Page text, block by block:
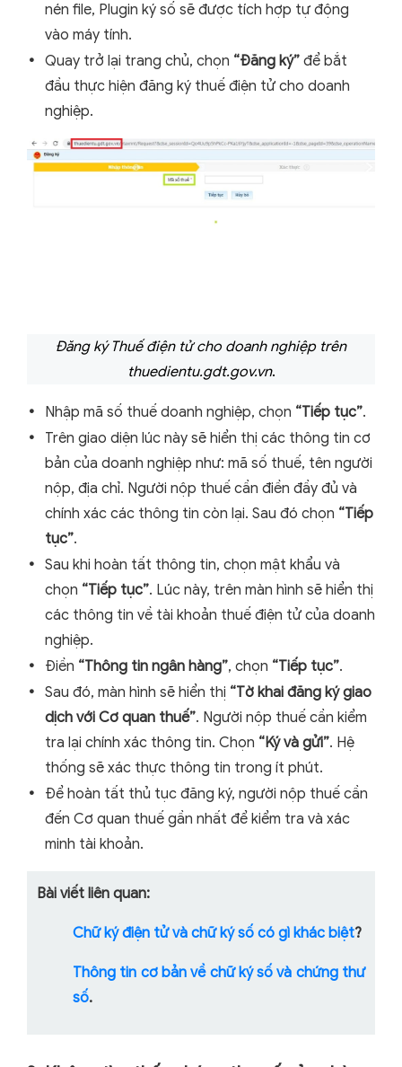
nén file, Plugin ký số sẽ được tích hợp tự động
vào máy tính.
Quay trở lại trang chủ, chọn “Đăng ký” để bắt
đầu thực hiện đăng ký thuế điện tử cho doanh
nghiệp.
Đăng ký Thuế điện tử cho doanh nghiệp trên
thuedientu.gdt.gov.vn.
Nhập mã số thuế doanh nghiệp, chọn “Tiếp tục”.
Trên giao diện lúc này sẽ hiển thị các thông tin cơ
bản của doanh nghiệp như: mã số thuế, tên người
nộp, địa chỉ. Người nộp thuế cần điền đầy đủ và
chính xác các thông tin còn lại. Sau đó chọn “Tiếp
tục”.
Sau khi hoàn tất thông tin, chọn mật khẩu và
chọn “Tiếp tục”. Lúc này, trên màn hình sẽ hiển thị
các thông tin về tài khoản thuế điện tử của doanh
nghiệp.
Điền “Thông tin ngân hàng”, chọn “Tiếp tục”.
Sau đó, màn hình sẽ hiển thị “Tờ khai đăng ký giao
dịch với Cơ quan thuế”. Người nộp thuế cần kiểm
tra lại chính xác thông tin. Chọn “Ký và gửi”. Hệ
thống sẽ xác thực thông tin trong ít phút.
Để hoàn tất thủ tục đăng ký, người nộp thuế cần
đến Cơ quan thuế gần nhất để kiểm tra và xác
minh tài khoản.
Bài viết liên quan:
Chữ ký điện tử và chữ ký số có gì khác biệt?
Thông tin cơ bản về chữ ký số và chứng thư
số.